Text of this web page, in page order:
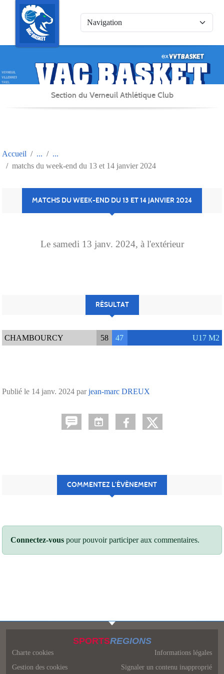
Section du Verneuil Athlétique Club
Accueil
matchs du week-end du 13 et 14 janvier 2024
MATCHS DU WEEK-END DU 13 ET 14 JANVIER 2024
Le samedi 13 janv. 2024, à l'extérieur
RÉSULTAT
CHAMBOURCY 58 47 U17 M2
Publié le 14 janv. 2024 parjean-marc DREUX
COMMENTEZ L’ÉVÈNEMENT
Connectez-vous pour pouvoir participer aux commentaires.
SPORTSREGIONS
Charte cookies
Gestion des cookies
Informations légales
Signaler un contenu inapproprié
Panneau de gestion des cookies